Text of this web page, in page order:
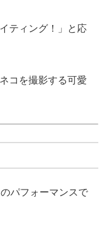
ティング！」と応
コを撮影する可愛
パフォーマンスで